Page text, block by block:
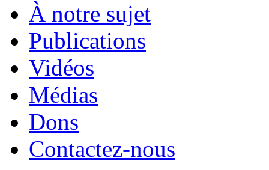
À notre sujet
Publications
Vidéos
Médias
Dons
Contactez-nous